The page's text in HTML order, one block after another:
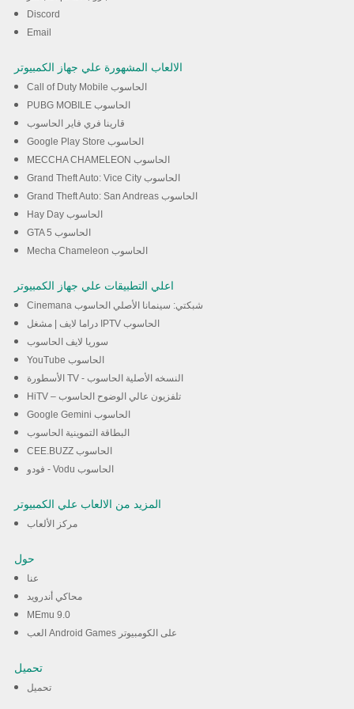
Discord
Email
الالعاب المشهورة علي جهاز الكمبيوتر
Call of Duty Mobile الحاسوب
PUBG MOBILE الحاسوب
قارينا فري فاير الحاسوب
Google Play Store الحاسوب
MECCHA CHAMELEON الحاسوب
Grand Theft Auto: Vice City الحاسوب
Grand Theft Auto: San Andreas الحاسوب
Hay Day الحاسوب
GTA 5 الحاسوب
Mecha Chameleon الحاسوب
اعلي التطبيقات علي جهاز الكمبيوتر
Cinemana شبكتي: سينمانا الأصلي الحاسوب
دراما لايف | مشغل IPTV الحاسوب
سوريا لايف الحاسوب
YouTube الحاسوب
الأسطورة TV - النسخه الأصلية الحاسوب
HiTV – تلفزيون عالي الوضوح الحاسوب
Google Gemini الحاسوب
البطاقة التموينية الحاسوب
CEE.BUZZ الحاسوب
فودو - Vodu الحاسوب
المزيد من الالعاب علي الكمبيوتر
مركز الألعاب
حول
عنا
محاكي أندرويد
MEmu 9.0
العب Android Games على الكومبيوتر
تحميل
تحميل